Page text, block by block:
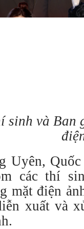
sinh và Ban
Uyên,
các thí
mặt điện
xuất và